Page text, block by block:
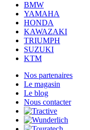
BMW
YAMAHA
HONDA
KAWAZAKI
TRIUMPH
SUZUKI
KTM
Nos partenaires
Le magasin
Le blog
Nous contacter